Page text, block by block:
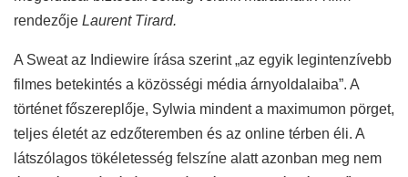
rendezője Laurent Tirard.
A Sweat az Indiewire írása szerint „az egyik legintenzívebb
filmes betekintés a közösségi média árnyoldalaiba”. A
történet főszereplője, Sylwia mindent a maximumon pörget,
teljes életét az edzőteremben és az online térben éli. A
látszólagos tökéletesség felszíne alatt azonban meg nem